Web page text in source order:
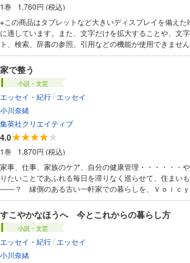
1巻
1,760円 (税込)
※この商品はタブレットなど大きいディスプレイを備えた
に適しています。また、文字だけを拡大することや、文
ト、検索、辞書の参照、引用などの機能が使用できません。 【無類の家
きの著者がともに暮らす私的愛用品とのストーリー】 無
によるルームツアーさながらのエッセイ 照明／チェア／
障子／窓／調理道具／食器／インテリア雑貨 etc. 『自ら手を動かして、好
きな空間をつくりあげていく作業が、理屈抜きで楽しい。
さが調和するリビング、理にかなった配置のキッチンまわ
仕事部屋など、家で過ごす時間を充実させる私的愛用品と
に、「家トレを続けるコツ」「家事スイッチのいれ方」暮
盛りだくさんの1冊です。 ■こんな方におすすめ ・家時間を充実させたい
人 ・インテリアともの選びの視点を知りたい人 ■目次 ●LIVING ROOM リ
ビングルーム ルイスポールセンのウォラート/リサ・ヨハ
ペンダントランプ/アアルトのゴールデンベル/ルイスポー
ー/ルイスポールセンのＰＨ 3/2 テーブル/オーディオまわ
アーコールのロッキングチェア/アカプルコチェア/Ｊ・Ｌ
ニングテーブル/ヴィンテージのネストテーブル/間仕切り
立て/障子/縁側の収納/IKEAのガーデンチェア/ラグとオッ
計/花瓶/縁側のミニ書斎/アウロの床用ワックス/川口佳子さ
イラスト作品/カウンターの薄型収納/リビング西側の窓/ク
ナメント/仕切り扉 ●KITCHEN キッチン 鈴木盛久工房の鉄
家で整う
小説・文芸
エッセイ・紀行/ エッセイ
小川奈緒
集英社クリエイティブ
4.0
1巻
1,870円 (税込)
家事、仕事、家族のケア、自分の健康管理・・・・・・
りたいことであふれる毎日を滞りなく巡らせて、住まい
――？ 縁側のある古い一軒家での暮らしを、Ｖｏｉｃｙ
信する著者が、家で整うための時間の使い方を綴ります
寝るまで、一日の習慣や過ごし方を時間軸に沿って紹介。
です。（写真／安彦幸枝）
すこやかなほうへ 今とこれからの暮らし方
小説・文芸
エッセイ・紀行/ エッセイ
小川奈緒